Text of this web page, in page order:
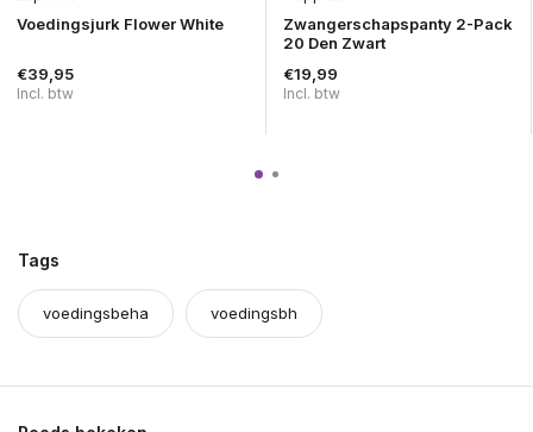
Voedingsjurk Flower White
€39,95
Incl. btw
Zwangerschapspanty 2-Pack
20 Den Zwart
€19,99
Incl. btw
Tags
voedingsbeha voedingsbh